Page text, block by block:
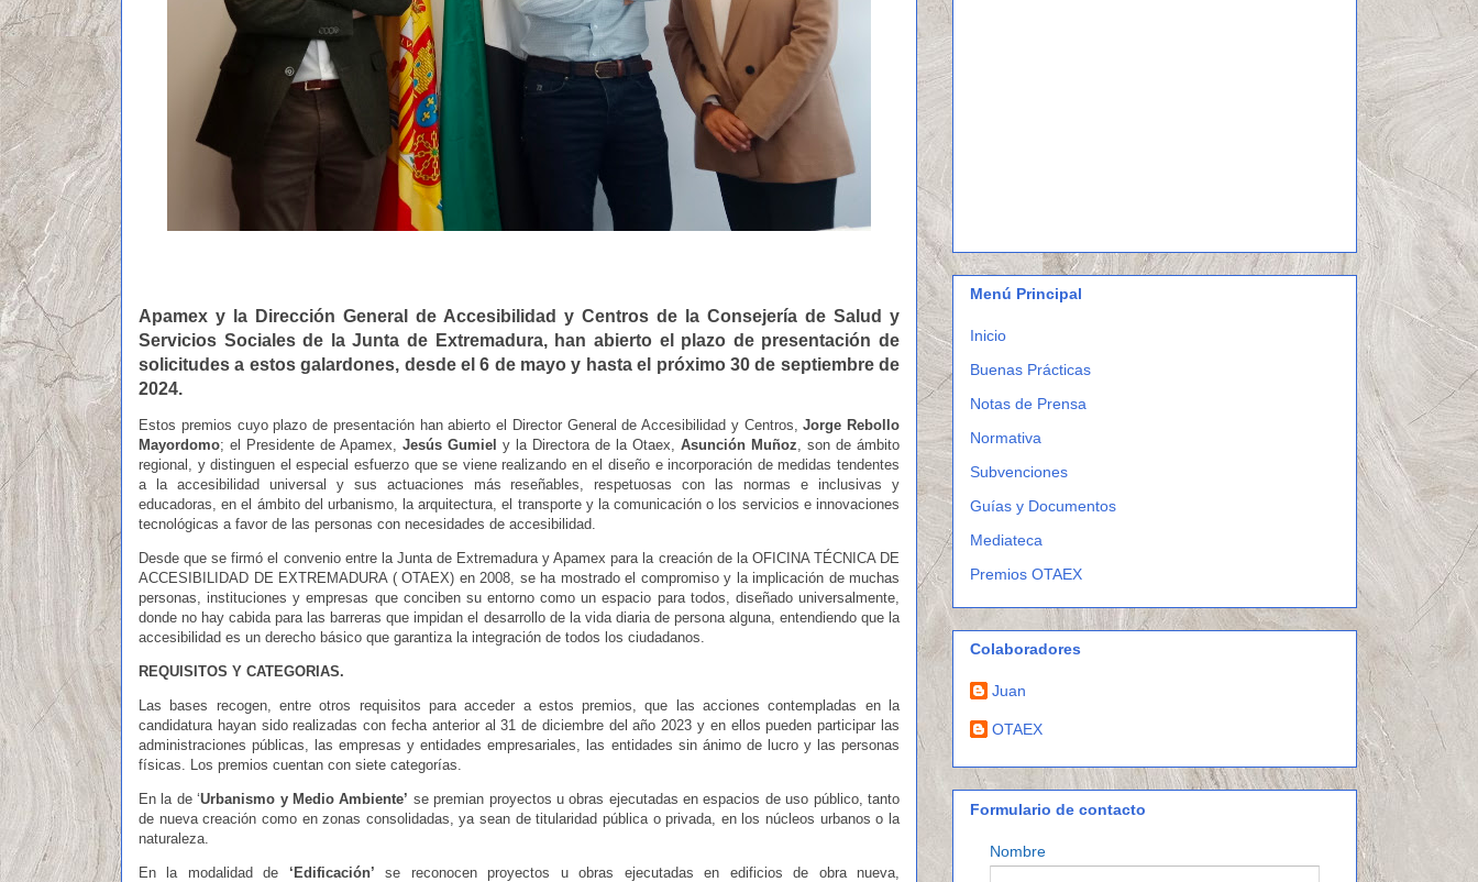
Apamex y la Dirección General de Accesibilidad y Centros de la Consejería de Salud y
Servicios Sociales de la Junta de Extremadura, han abierto el plazo de presentación de
solicitudes a estos galardones, desde el 6 de mayo y hasta el próximo 30 de septiembre de
2024.
Estos premios cuyo plazo de presentación han abierto el Director General de Accesibilidad y Centros,Jorge Rebollo
Mayordomo; el Presidente de Apamex, Jesús Gumiel y la Directora de la Otaex, Asunción Muñoz , son de ámbito
regional, y distinguen el especial esfuerzo que se viene realizando en el diseño e incorporación de medidas tendentes
a la accesibilidad universal y sus actuaciones más reseñables, respetuosas con las normas e inclusivas y
educadoras, en el ámbito del urbanismo, la arquitectura, el transporte y la comunicación o los servicios e innovaciones
tecnológicas a favor de las personas con necesidades de accesibilidad.
Desde que se firmó el convenio entre la Junta de Extremadura y Apamex para la creación de la OFICINA TÉCNICA DE
ACCESIBILIDAD DE EXTREMADURA ( OTAEX) en 2008, se ha mostrado el compromiso y la implicación de muchas
personas, instituciones y empresas que conciben su entorno como un espacio para todos, diseñado universalmente,
donde no hay cabida para las barreras que impidan el desarrollo de la vida diaria de persona alguna, entendiendo que la
accesibilidad es un derecho básico que garantiza la integración de todos los ciudadanos.
REQUISITOS Y CATEGORIAS.
Las bases recogen, entre otros requisitos para acceder a estos premios, que las acciones contempladas en la
candidatura hayan sido realizadas con fecha anterior al 31 de diciembre del año 2023 y en ellos pueden participar las
administraciones públicas, las empresas y entidades empresariales, las entidades sin ánimo de lucro y las personas
físicas. Los premios cuentan con siete categorías.
En la de ‘Urbanismo y Medio Ambiente’ se premian proyectos u obras ejecutadas en espacios de uso público, tanto
de nueva creación como en zonas consolidadas, ya sean de titularidad pública o privada, en los núcleos urbanos o la
naturaleza.
En la modalidad de ‘Edificación’ se reconocen proyectos u obras ejecutadas en edificios de obra nueva,
Menú Principal
Inicio
Buenas Prácticas
Notas de Prensa
Normativa
Subvenciones
Guías y Documentos
Mediateca
Premios OTAEX
Colaboradores
Juan
OTAEX
Formulario de contacto
Nombre